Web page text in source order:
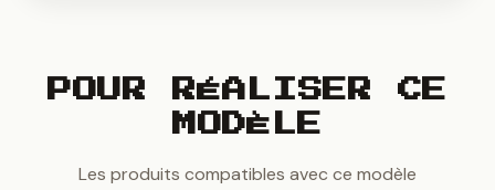
POUR RÉALISER CE
MODÈLE
Les produits compatibles avec ce modèle